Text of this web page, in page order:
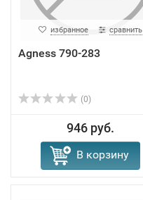
избранное сравнить
Agness 790-283
(0)
946 руб.
В корзину